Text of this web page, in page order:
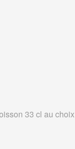
33 cl au choix